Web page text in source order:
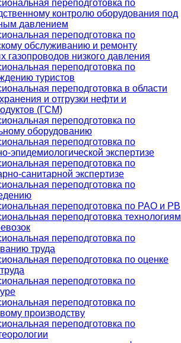
переподготовка по
контролю оборудования под
давлением
переподготовка по
обслуживанию и ремонту
газопроводов низкого давления
переподготовка по
туристов
переподготовка в области
и отгрузки нефти и
(ГСМ)
переподготовка по
оборудованию
переподготовка по
эпидемиологической экспертизе
переподготовка по
санитарной экспертизе
переподготовка по
переподготовка по РАО и РВ
переподготовка технологиям
переподготовка по
труда
переподготовка по оценке
переподготовка по
переподготовка по
производству
переподготовка по